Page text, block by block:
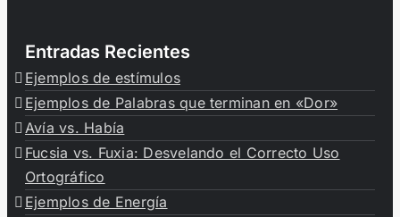
Entradas Recientes
Ejemplos de estímulos
Ejemplos de Palabras que terminan en «Dor»
Avía vs. Había
Fucsia vs. Fuxia: Desvelando el Correcto Uso
Ortográfico
Ejemplos de Energía